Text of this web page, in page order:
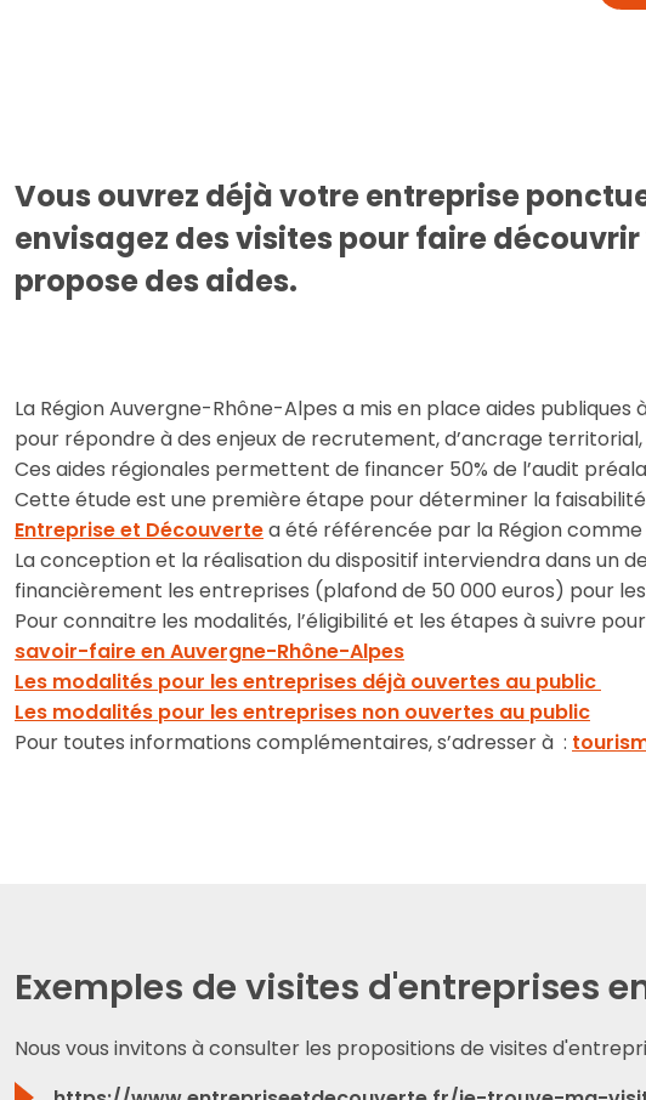
Vous ouvrez déjà votre entreprise
envisagez des visites pour faire
propose des aides.
La Région Auvergne-Rhône-Alpes a mis en place aides
pour répondre à des enjeux de recrutement, d’ancrage
Ces aides régionales permettent de financer 50% de l’audit
Cette étude est une première étape pour déterminer la
Entreprise et Découvertea été référencée par la Région
La conception et la réalisation du dispositif interviendra dans un
financièrement les entreprises (plafond de 50 000 euros) pour
Pour connaitre les modalités, l’éligibilité et les étapes à suivre
savoir-faire en Auvergne-Rhône-Alpes
Les modalités pour les entreprises déjà ouvertes au public
Les modalités pour les entreprises non ouvertes au public
Pour toutes informations complémentaires, s’adresser à :
Exemples de visites d'entreprises
Nous vous invitons à consulter les propositions de visites